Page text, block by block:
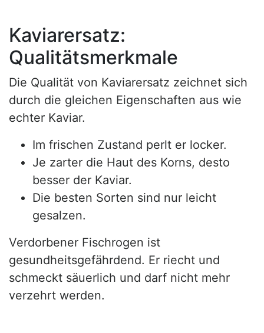
Kaviarersatz:
Qualitätsmerkmale
Die Qualität von Kaviarersatz zeichnet sich
durch die gleichen Eigenschaften aus wie
echter Kaviar.
Im frischen Zustand perlt er locker.
Je zarter die Haut des Korns, desto
besser der Kaviar.
Die besten Sorten sind nur leicht
gesalzen.
Verdorbener Fischrogen ist
gesundheitsgefährdend. Er riecht und
schmeckt säuerlich und darf nicht mehr
verzehrt werden.